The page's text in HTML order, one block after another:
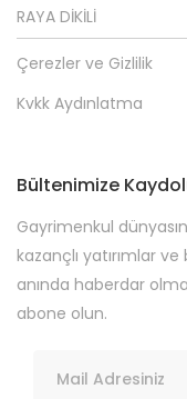
RAYA DİKİLİ
Çerezler ve Gizlilik
Kvkk Aydınlatma
Bültenimize
Gayrimenkul
kazançlı yatırımlar
anında haberdar
abone olun.